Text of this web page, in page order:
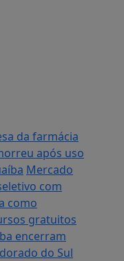
da farmácia
após uso
Mercado
com
como
gratuitos
encerram
do Sul